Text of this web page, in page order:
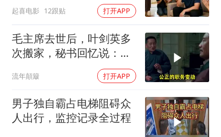
起喜电影 12跟贴 打开APP
毛主席去世后，叶剑英多
次搬家，秘书回忆说：有
流年顛簸 打开APP
男子独自霸占电梯阻碍众
人出行，监控记录全过程